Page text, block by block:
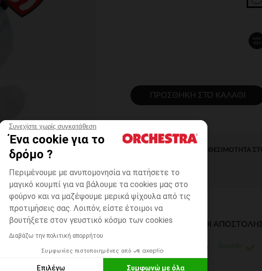
Συνεχίστε χωρίς συγκατάθεση
Ένα cookie για το
δρόμο ?
Περιμένουμε με ανυπομονησία να πατήσετε το
μαγικό κουμπί για να βάλουμε τα cookies μας στο
φούρνο και να μαζέψουμε μερικά ψίχουλα από τις
προτιμήσεις σας. Λοιπόν, είστε έτοιμοι να
βουτήξετε στον γευστικό κόσμο των cookies
Διαβάζω την πολιτική απορρήτου
Συμφωνίες πιστοποιημένες από
Επιλέγω Συμφωνώ με όλα
one
size
ΠΡΟΣΘΉΚΗ ΣΤΟ ΚΑΛΆΘΙ
ΆΜΕΣΗ ΔΙΑΘΕΣΙΜΌΤΗΤΑ
ΔΙΑΘΈΣΙΜΟΙ ΤΡΌΠΟΙ
ΣΕ ΚΑΤΑΣΤΗΜΑ